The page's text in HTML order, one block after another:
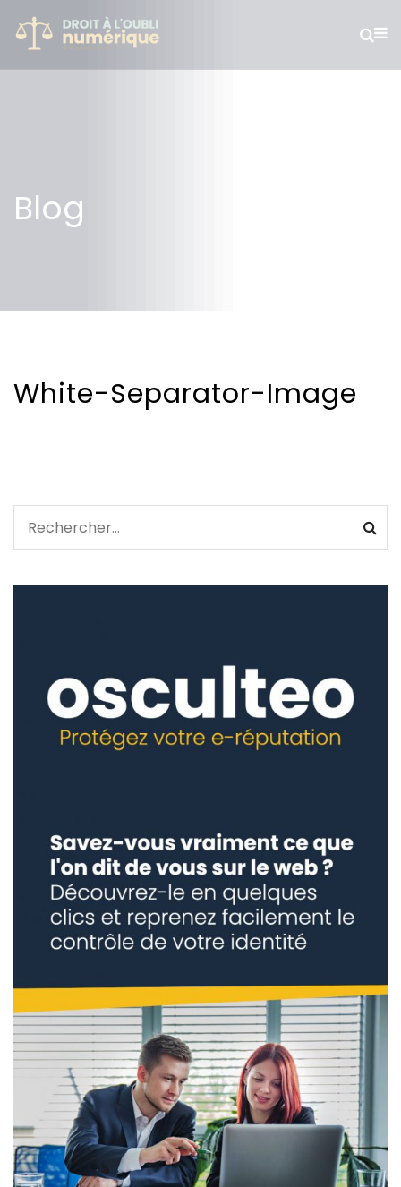
Blog
White-Separator-Image